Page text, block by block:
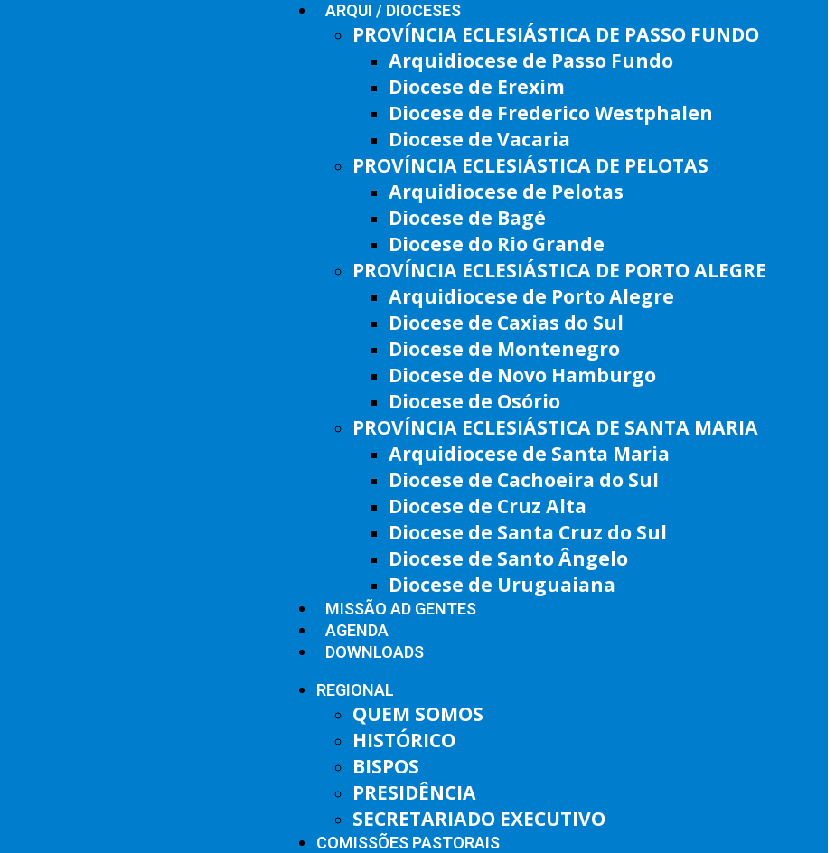
ARQUI / DIOCESES
PROVÍNCIA ECLESIÁSTICA DE PASSO FUNDO
Arquidiocese de Passo Fundo
Diocese de Erexim
Diocese de Frederico Westphalen
Diocese de Vacaria
PROVÍNCIA ECLESIÁSTICA DE PELOTAS
Arquidiocese de Pelotas
Diocese de Bagé
Diocese do Rio Grande
PROVÍNCIA ECLESIÁSTICA DE PORTO ALEGRE
Arquidiocese de Porto Alegre
Diocese de Caxias do Sul
Diocese de Montenegro
Diocese de Novo Hamburgo
Diocese de Osório
PROVÍNCIA ECLESIÁSTICA DE SANTA MARIA
Arquidiocese de Santa Maria
Diocese de Cachoeira do Sul
Diocese de Cruz Alta
Diocese de Santa Cruz do Sul
Diocese de Santo Ângelo
Diocese de Uruguaiana
MISSÃO AD GENTES
AGENDA
DOWNLOADS
REGIONAL
QUEM SOMOS
HISTÓRICO
BISPOS
PRESIDÊNCIA
SECRETARIADO EXECUTIVO
COMISSÕES PASTORAIS